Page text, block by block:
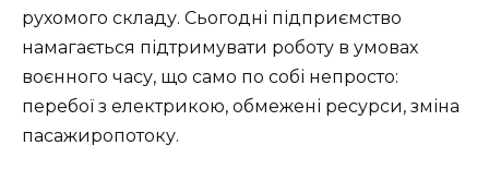
рухомого складу. Сьогодні підприємство
намагається підтримувати роботу в умовах
воєнного часу, що само по собі непросто:
перебої з електрикою, обмежені ресурси, зміна
пасажиропотоку.